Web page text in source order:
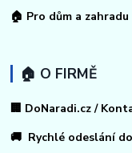
🏠 Pro dům a zahradu
🏠 O FIRMĚ
🏢 DoNaradi.cz /
🚚 Rychlé odeslání